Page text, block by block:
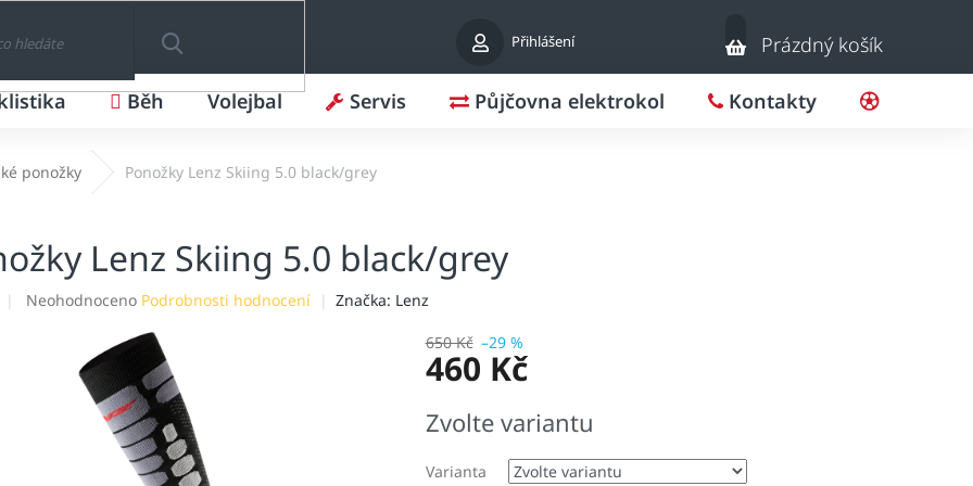
Přihlášení
HLEDAT
Nákupní
košík
Prázdný košík
Běh Volejbal Servis Půjčovna elektrokol Kontakty
ponožky Ponožky Lenz Skiing 5.0 black/grey
Lenz Skiing 5.0 black/grey
Průměrné
Neohodnoceno Podrobnosti hodnocení Značka: Lenz
650 Kč –29 %
460 Kč
cena:
Zvolte variantu
Varianta